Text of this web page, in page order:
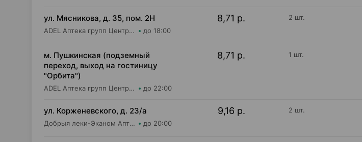
ул. Мясникова, д. 35, пом. 2Н
ADEL Аптека групп Центр ООО Аптека №18 до 18:00
8,71 р. 2 шт.
м. Пушкинская (подземный
переход, выход на гостиницу
"Орбита")
ADEL Аптека групп Центр ООО Аптека №11 до 22:00
8,71 р. 1 шт.
ул. Корженевского, д. 23/а
Добрыя леки-Эканом Аптека групп Центр ООО Аптека №6 до 20:00
9,16 р. 2 шт.